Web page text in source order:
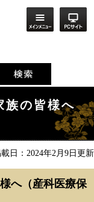
族の皆様へ
日：2024年2月9日更新
へ（産科医療保